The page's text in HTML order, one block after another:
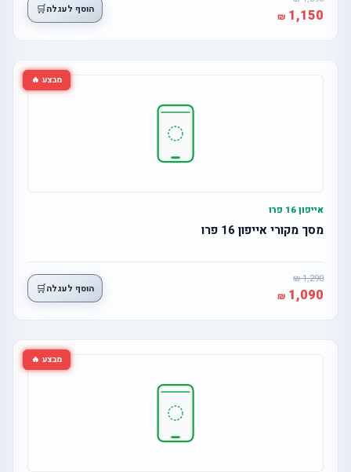
1,150 הוסף לעגלה🛒
מבצע 🔥
אייפון 16 פרו
מסך מקורי אייפון 16 פרו
1,290
1,090 הוסף לעגלה🛒
מבצע 🔥